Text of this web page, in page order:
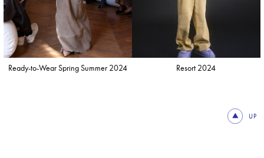
Ready-to-Wear Spring Summer 2024 Resort 2024
UP